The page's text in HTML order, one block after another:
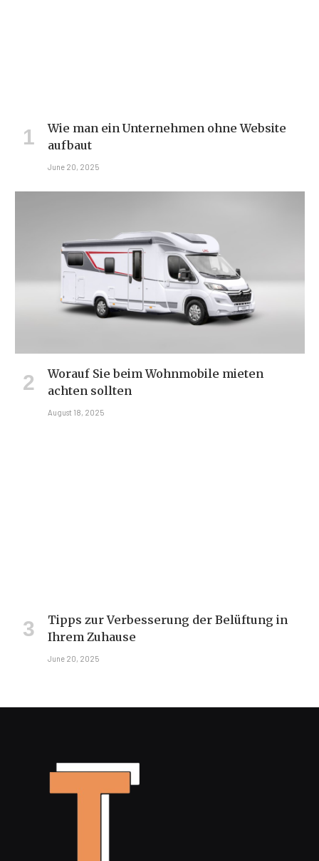
Wie man ein Unternehmen ohne Website
aufbaut
June 20, 2025
Worauf Sie beim Wohnmobile mieten
achten sollten
August 18, 2025
Tipps zur Verbesserung der Belüftung in
Ihrem Zuhause
June 20, 2025